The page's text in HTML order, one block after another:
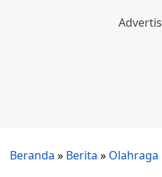
Beranda » Berita » Olahraga